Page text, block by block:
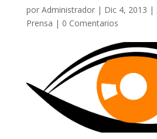
por Administrador| Dic 4, 2013 |
Prensa | 0 Comentarios